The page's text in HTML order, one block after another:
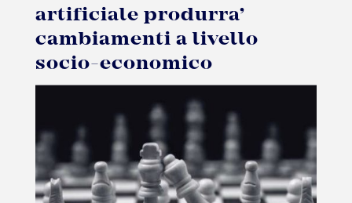
artificiale produrra’
cambiamenti a livello
socio-economico